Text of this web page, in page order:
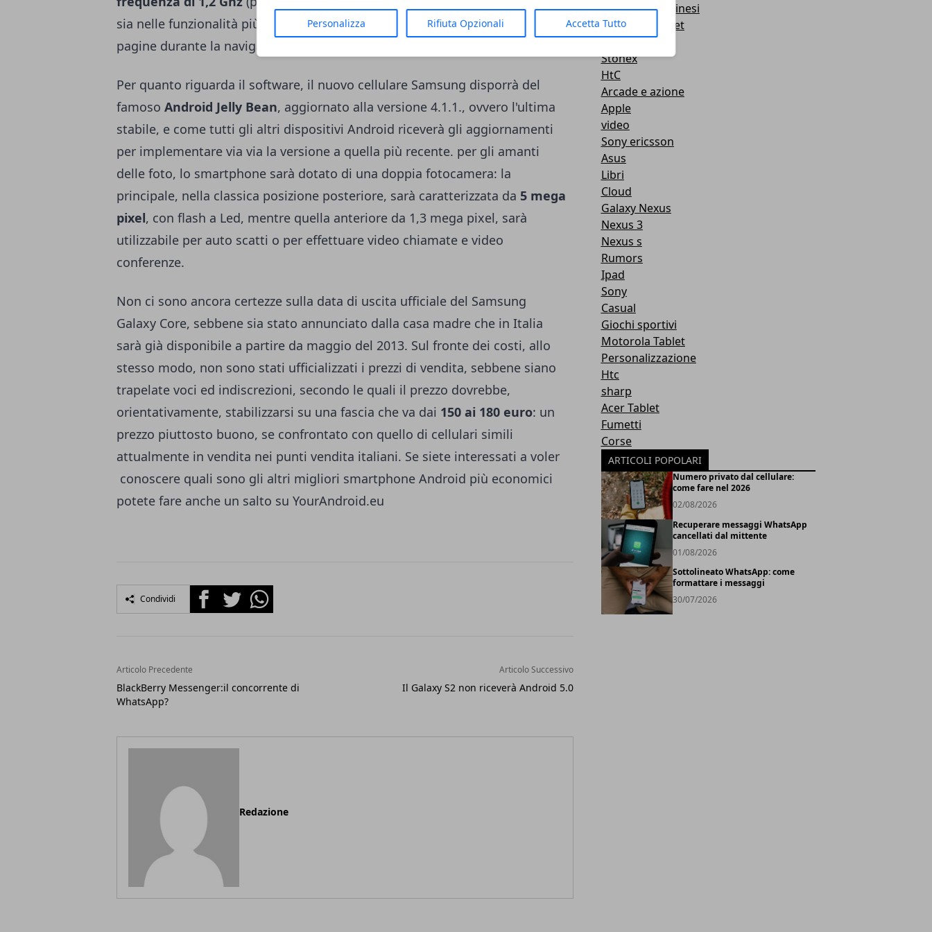
Personalizza Rifiuta Opzionali Accetta Tutto
sia nelle funzionalità più basilari, sia in fase di visualizzazione e caricamento
pagine durante la navigazione internet, dati o Wifi.
Per quanto riguarda il software, il nuovo cellulare Samsung disporrà del
famoso Android Jelly Bean, aggiornato alla versione 4.1.1., ovvero l'ultima
stabile, e come tutti gli altri dispositivi Android riceverà gli aggiornamenti
per implementare via via la versione a quella più recente. per gli amanti
delle foto, lo smartphone sarà dotato di una doppia fotocamera: la
principale, nella classica posizione posteriore, sarà caratterizzata da 5 mega
pixel, con flash a Led, mentre quella anteriore da 1,3 mega pixel, sarà
utilizzabile per auto scatti o per effettuare video chiamate e video
conferenze.
Non ci sono ancora certezze sulla data di uscita ufficiale del Samsung
Galaxy Core, sebbene sia stato annunciato dalla casa madre che in Italia
sarà già disponibile a partire da maggio del 2013. Sul fronte dei costi, allo
stesso modo, non sono stati ufficializzati i prezzi di vendita, sebbene siano
trapelate voci ed indiscrezioni, secondo le quali il prezzo dovrebbe,
orientativamente, stabilizzarsi su una fascia che va dai 150 ai 180 euro: un
prezzo piuttosto buono, se confrontato con quello di cellulari simili
attualmente in vendita nei punti vendita italiani. Se siete interessati a voler
conoscere quali sono gli altri migliori smartphone Android più economici
potete fare anche un salto su YourAndroid.eu
Condividi FacebookTwitterWhatsapp
Articolo Precedente
BlackBerry Messenger:il concorrente di
WhatsApp?
Articolo Successivo
Il Galaxy S2 non riceverà Android 5.0
Redazione
Smartphone cinesi
Android Market
Google I/O
Stonex
HtC
Arcade e azione
Apple
video
Sony ericsson
Asus
Libri
Cloud
Galaxy Nexus
Nexus 3
Nexus s
Rumors
Ipad
Sony
Casual
Giochi sportivi
Motorola Tablet
Personalizzazione
Htc
sharp
Acer Tablet
Fumetti
Corse
ARTICOLI POPOLARI
Numero privato dal cellulare:
come fare nel 2026
02/08/2026
Recuperare messaggi WhatsApp
cancellati dal mittente
01/08/2026
Sottolineato WhatsApp: come
formattare i messaggi
30/07/2026